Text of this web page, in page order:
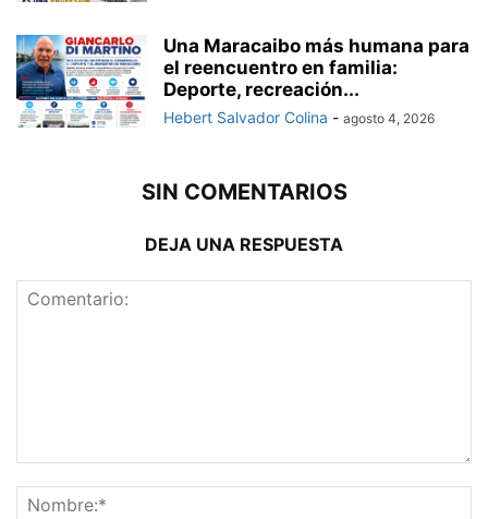
Una Maracaibo más humana para
el reencuentro en familia:
Deporte, recreación...
Hebert Salvador Colina - agosto 4, 2026
SIN COMENTARIOS
DEJA UNA RESPUESTA